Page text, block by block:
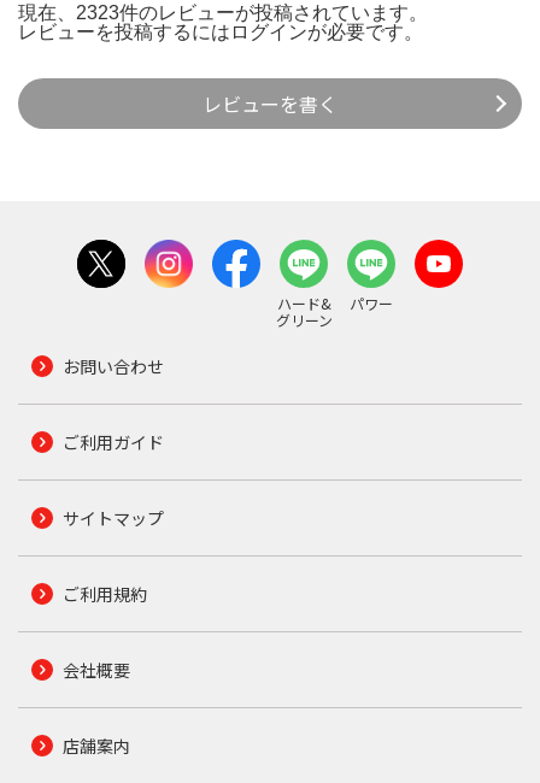
現在、2323件のレビューが投稿されています。
レビューを投稿するには ログインが必要です。
レビューを書く
ハード&
グリーン
パワー
お問い合わせ
ご利用ガイド
サイトマップ
ご利用規約
会社概要
店舗案内